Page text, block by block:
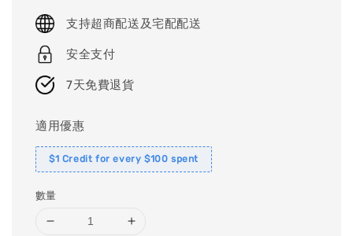
price
支持超商配送及宅配配送
安全支付
7天免費退貨
適用優惠
$1 Credit for every $100 spent
數量